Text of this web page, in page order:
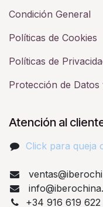
Condición General
Políticas de Cookies
Políticas de
Protección de
Atención al
Click para queja
+34 916 619 622